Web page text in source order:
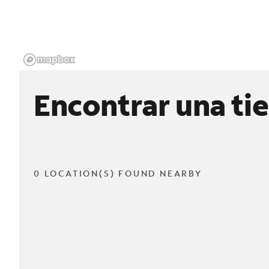
Encontrar una
0 LOCATION(S) FOUND NEARBY